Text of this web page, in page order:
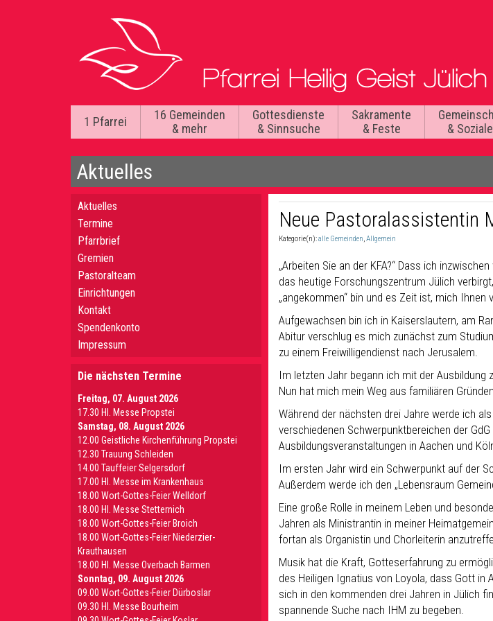
1 Pfarrei
16 Gemeinden
& mehr
Gottesdienste
& Sinnsuche
Sakramente
& Feste
&
Aktuelles
Neue Pastoralassistentin
Kategorie(n):alle Gemeinden,Allgemein
„Arbeiten Sie an der KFA?“ Dass ich
das heutige Forschungszentrum Jülich
„angekommen“ bin und es Zeit ist, mich Ihnen
Aufgewachsen bin ich in Kaiserslautern, am
Abitur verschlug es mich zunächst zum
zu einem Freiwilligendienst nach Jerusalem.
Im letzten Jahr begann ich mit der
Nun hat mich mein Weg aus familiären
Während der nächsten drei Jahre werde ich
verschiedenen Schwerpunktbereichen der
Ausbildungsveranstaltungen in Aachen und
Im ersten Jahr wird ein Schwerpunkt auf der
Außerdem werde ich den „Lebensraum
Eine große Rolle in meinem Leben und
Jahren als Ministrantin in meiner
fortan als Organistin und Chorleiterin
Musik hat die Kraft, Gotteserfahrung zu
des Heiligen Ignatius von Loyola, dass Gott in
sich in den kommenden drei Jahren in Jülich
spannende Suche nach IHM zu begeben.
Aktuelles
Termine
Pfarrbrief
Gremien
Pastoralteam
Einrichtungen
Kontakt
Spendenkonto
Impressum
Die nächsten Termine
Freitag, 07. August 2026
17.30 Hl. Messe Propstei
Samstag, 08. August 2026
12.00 Geistliche Kirchenführung Propstei
12.30 Trauung Schleiden
14.00 Tauffeier Selgersdorf
17.00 Hl. Messe im Krankenhaus
18.00 Wort-Gottes-Feier Welldorf
18.00 Hl. Messe Stetternich
18.00 Wort-Gottes-Feier Broich
18.00 Wort-Gottes-Feier Niederzier-
Krauthausen
18.00 Hl. Messe Overbach Barmen
Sonntag, 09. August 2026
09.00 Wort-Gottes-Feier Dürboslar
09.30 HI. Messe Bourheim